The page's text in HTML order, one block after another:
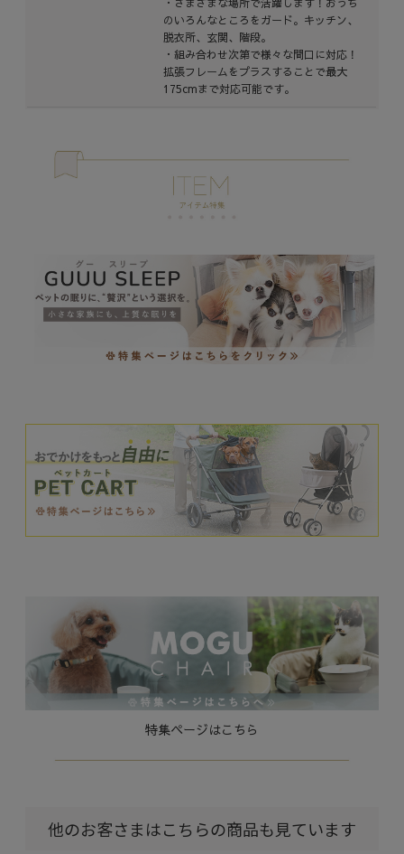
のいろんなところをガード。キッチン、
脱衣所、玄関、階段。
・組み合わせ次第で様々な間口に対応！
拡張フレームをプラスすることで最大
175cmまで対応可能です。
特集ページはこちら
他のお客さまはこちらの商品も見ています